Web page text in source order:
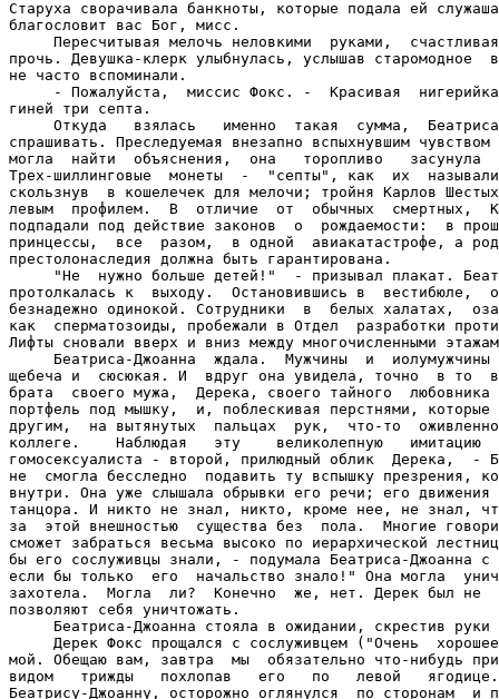
Старуха сворачивала банкноты, которые подала ей
благословит вас Бог, мисс.
Пересчитывая мелочь неловкими  руками,
прочь. Девушка-клерк улыбнулась, услышав старомодное
не часто вспоминали.
- Пожалуйста,  миссис Фокс. -  Красивая
гиней три септа.
Откуда   взялась   именно  такая  сумма,
спрашивать. Преследуемая внезапно вспыхнувшим
могла  найти  объяснения,  она   торопливо
Трех-шиллинговые  монеты  -  "септы", как  их
скользнув  в кошелечек для мелочи; тройня Карлов
левым  профилем.  В  отличие  от  обычных  смертных,
подпадали под действие законов  о  рождаемости:  в
принцессы,  все  разом,  в одной  авиакатастрофе, а
престолонаследия должна быть гарантирована.
"Не  нужно больше детей!"  - призывал плакат.
протолкалась к  выходу.  Остановившись в  вестибюле,
безнадежно одинокой. Сотрудники  в  белых халатах,
как  сперматозоиды, пробежали в Отдел  разработки
Лифты сновали вверх и вниз между многочисленными
Беатриса-Джоанна  ждала.  Мужчины  и  иолумужчины
щебеча и  сюсюкая. И  вдруг она увидела, точно  в то
брата  своего мужа,  Дерека, своего тайного
портфель под мышку,  и, поблескивая перстнями,
другим,  на вытянутых  пальцах  рук,  что-то  оживленно
коллеге.    Наблюдая   эту    великолепную   имитацию
гомосексуалиста - второй, прилюдный облик  Дерека,  -
не  смогла бесследно  подавить ту вспышку презрения,
внутри. Она уже слышала обрывки его речи; его
танцора. И никто не знал, никто, кроме нее, не знал,
за  этой внешностью  существа без  пола.  Многие
сможет забраться весьма высоко по иерархической
бы его сослуживцы знали, - подумала Беатриса-Джоанна
если бы только  его  начальство знало!" Она могла
захотела.  Могла  ли?  Конечно  же, нет. Дерек был не
позволяют себя уничтожать.
Беатриса-Джоанна стояла в ожидании, скрестив руки
Дерек Фокс прощался с сослуживцем ("Очень
мой. Обещаю вам, завтра  мы  обязательно что-нибудь
видом   трижды   похлопав   его   по   левой
Беатрису-Джоанну, осторожно оглянулся  по сторонам  и